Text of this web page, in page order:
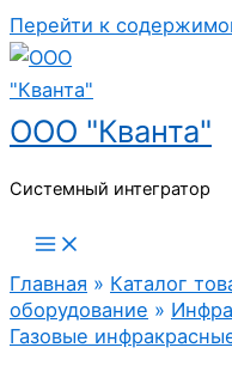
Перейти к
ООО "Кванта"
Системный интегратор
Главная » Каталог
оборудование »
Газовые